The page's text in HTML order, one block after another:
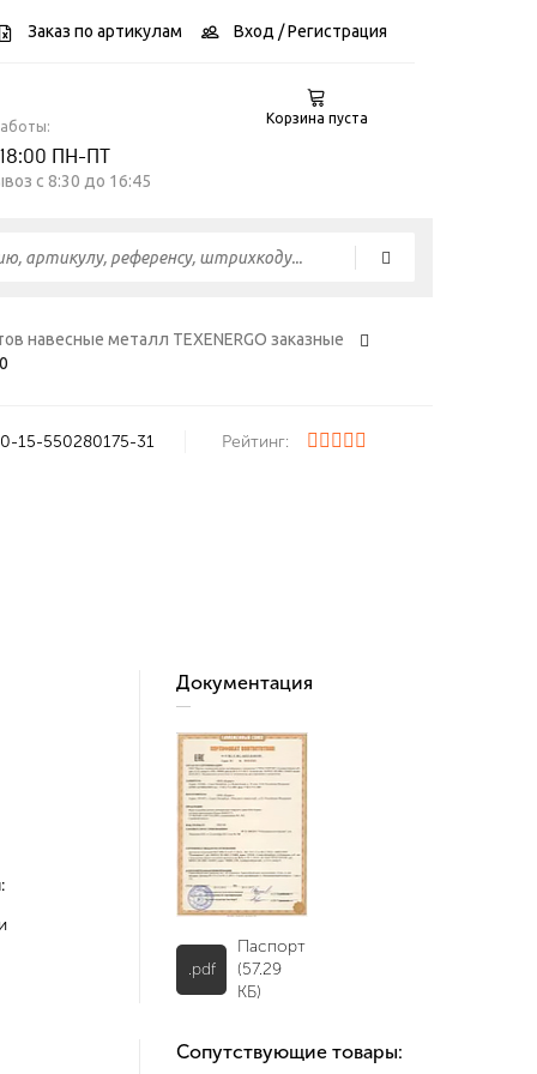
Заказ по артикулам Вход / Регистрация
ПН-ПТ
c 8:30 до 16:45
Корзина пуста
навесные металл TEXENERGO заказные
15-550280175-31 Рейтинг:
Документация
.pdf
Паспорт
(57.29
КБ)
Сопутствующие товары: